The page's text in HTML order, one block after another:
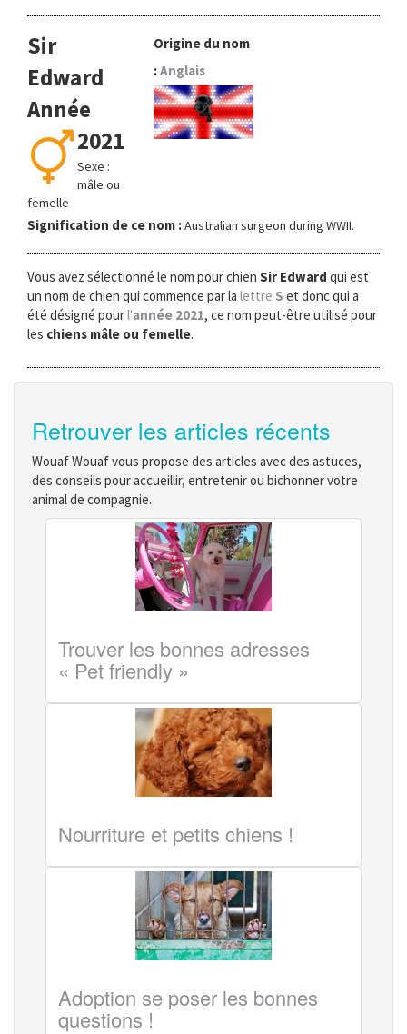
Sir
Edward
Année
2021
Sexe :
mâle ou
femelle
Origine du nom
:Anglais
Signification de ce nom :Australian surgeon during WWII.
Vous avez sélectionné le nom pour chien Sir Edward qui est
un nom de chien qui commence par la lettre S et donc qui a
été désigné pourl'année 2021, ce nom peut-être utilisé pour
les chiens mâle ou femelle.
Retrouver les articles récents
Wouaf Wouaf vous propose des articles avec des astuces,
des conseils pour accueillir, entretenir ou bichonner votre
animal de compagnie.
Trouver les bonnes adresses
« Pet friendly »
Nourriture et petits chiens !
Adoption se poser les bonnes
questions !